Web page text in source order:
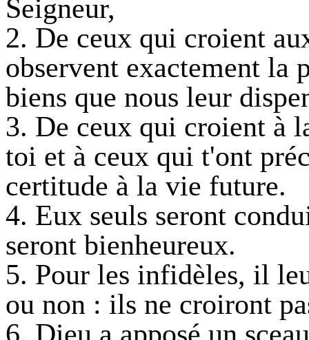
Seigneur,
2. De ceux qui croient
observent exactement la
biens que nous leur
3. De ceux qui croient à
toi et à ceux qui t'ont
certitude à la vie future.
4. Eux seuls seront
seront bienheureux.
5. Pour les infidèles, il
ou non : ils ne croiront